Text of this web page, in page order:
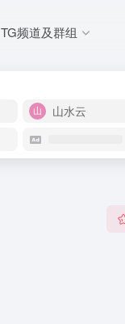
TG频道及群组
山水云